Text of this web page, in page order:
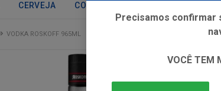
CERVEJA CONHAQUE
VODKA ROSKOFF 965ML
Precisamos confirmar
VOCÊ TEM